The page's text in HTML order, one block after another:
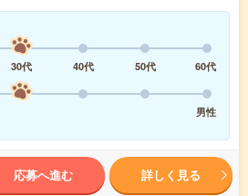
30代 40代 50代
60代
男性
応募へ進む 詳しく見る